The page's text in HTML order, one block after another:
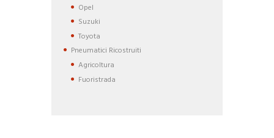
Opel
Suzuki
Toyota
Pneumatici Ricostruiti
Agricoltura
Fuoristrada